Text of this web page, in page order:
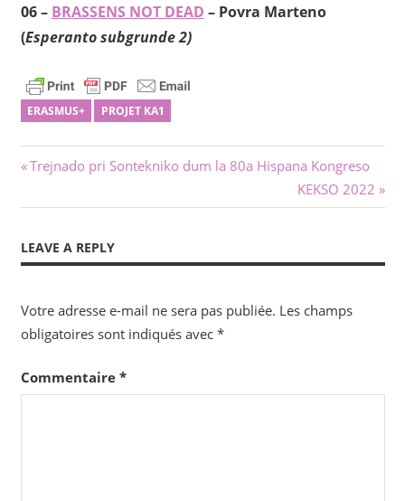
06 – BRASSENS NOT DEAD – Povra Marteno
(Esperanto subgrunde 2)
ERASMUS+ PROJET KA1
Navigation
de
l’article
Previous
Trejnado pri Sontekniko dum la 80a Hispana Kongreso
Next
Post:
KEKSO 2022
LEAVE A REPLY
Votre adresse e-mail ne sera pas publiée. Les champs
obligatoires sont indiqués avec *
Commentaire *